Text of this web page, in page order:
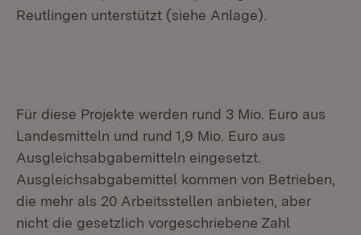
Reutlingen unterstützt (siehe Anlage).
Für diese Projekte werden rund 3 Mio. Euro aus
Landesmitteln und rund 1,9 Mio. Euro aus
Ausgleichsabgabemitteln eingesetzt.
Ausgleichsabgabemittel kommen von Betrieben,
die mehr als 20 Arbeitsstellen anbieten, aber
nicht die gesetzlich vorgeschriebene Zahl